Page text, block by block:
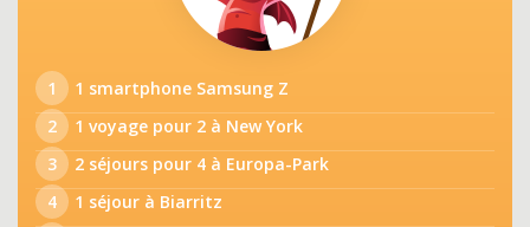
1
1 smartphone Samsung Z
2
1 voyage pour 2 à New York
3
2 séjours pour 4 à Europa-Park
4
1 séjour à Biarritz